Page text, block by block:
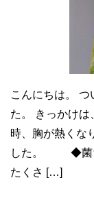
こんにちは。
た。 きっかけは
時、胸が熱くな
した。 ◆菌ち
たくさ […]